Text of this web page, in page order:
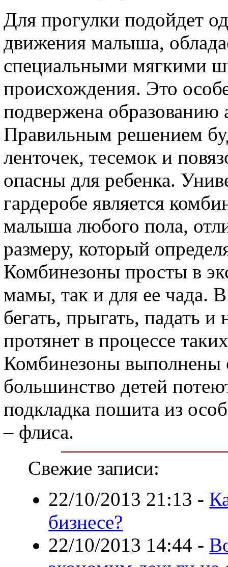
Для прогулки подойдет
движения малыша,
специальными мягкими
происхождения. Это
подвержена образованию
Правильным решением
ленточек, тесемок и
опасны для ребенка.
гардеробе является
малыша любого пола,
размеру, который
Комбинезоны просты в
мамы, так и для ее чада.
бегать, прыгать, падать и
протянет в процессе
Комбинезоны выполнены
большинство детей
подкладка пошита из
– флиса.
Свежие записи:
22/10/2013 21:13 -
бизнесе?
22/10/2013 14:44 -